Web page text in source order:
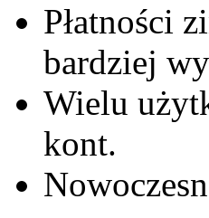
Płatności
bardziej
Wielu
kont.